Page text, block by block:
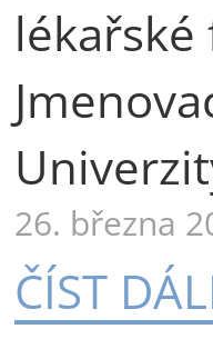
lékařské
26. března
ČÍST